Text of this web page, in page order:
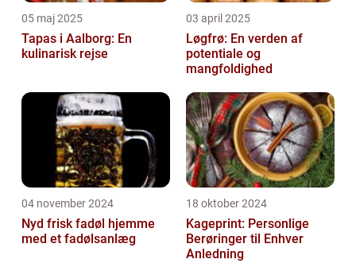
05 maj 2025
Tapas i Aalborg: En
kulinarisk rejse
03 april 2025
Løgfrø: En verden af
potentiale og
mangfoldighed
04 november 2024
Nyd frisk fadøl hjemme
med et fadølsanlæg
18 oktober 2024
Kageprint: Personlige
Berøringer til Enhver
Anledning